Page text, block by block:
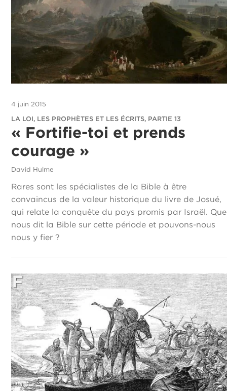
4 juin 2015
LA LOI, LES PROPHÈTES ET LES ÉCRITS, PARTIE 13
« Fortifie-toi et prends
courage »
David Hulme
Rares sont les spécialistes de la Bible à être
convaincus de la valeur historique du livre de Josué,
qui relate la conquête du pays promis par Israël. Que
nous dit la Bible sur cette période et pouvons-nous
nous y fier ?